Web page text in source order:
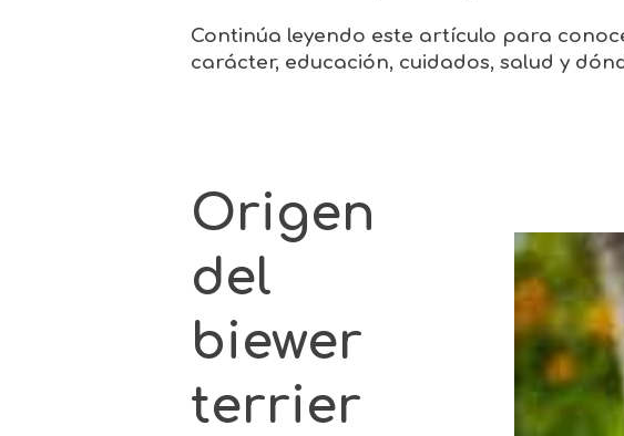
Continúa leyendo este artículo para
carácter, educación, cuidados, salud y
Origen
del
biewer
terrier